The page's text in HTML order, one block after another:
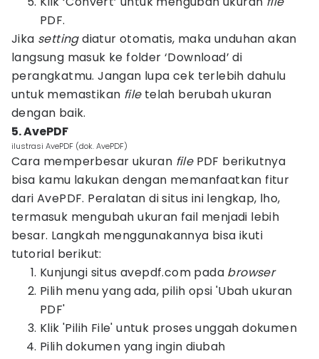
PDF.
Jika settingdiatur otomatis, maka unduhan akan
langsung masuk ke folder ‘Download’ di
perangkatmu. Jangan lupa cek terlebih dahulu
untuk memastikan filetelah berubah ukuran
dengan baik.
5. AvePDF
ilustrasi AvePDF (dok. AvePDF)
Cara memperbesar ukuran file PDF berikutnya
bisa kamu lakukan dengan memanfaatkan fitur
dari AvePDF. Peralatan di situs ini lengkap, lho,
termasuk mengubah ukuran fail menjadi lebih
besar. Langkah menggunakannya bisa ikuti
tutorial berikut:
Kunjungi situs avepdf.com pada browser
Pilih menu yang ada, pilih opsi 'Ubah ukuran
PDF'
Klik 'Pilih File' untuk proses unggah dokumen
Pilih dokumen yang ingin diubah